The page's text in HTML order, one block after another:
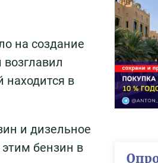
на создание
находится в
и дизельное
бензин в